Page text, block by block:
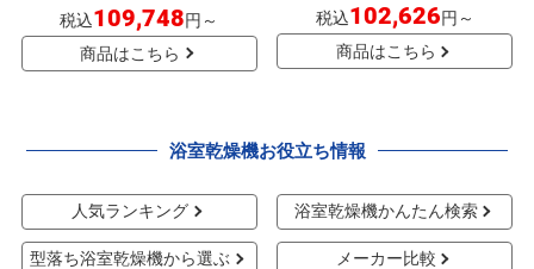
税込109,748円～
商品はこちら
税込102,626円～
商品はこちら
浴室乾燥機お役立ち情報
人気ランキング 浴室乾燥機かんたん検索
型落ち浴室乾燥機から選ぶ メーカー比較